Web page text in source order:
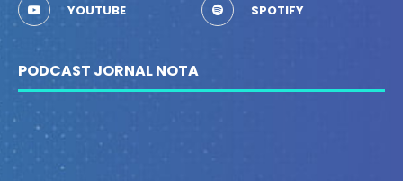
YOUTUBE SPOTIFY
PODCAST JORNAL NOTA